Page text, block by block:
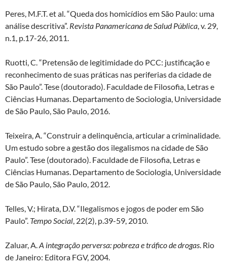
Peres, M.F.T. et al. “Queda dos homicídios em São Paulo: uma
análise descritiva”. Revista Panamericana de Salud Pública, v. 29,
n.1, p.17-26, 2011.
Ruotti, C. “Pretensão de legitimidade do PCC: justificação e
reconhecimento de suas práticas nas periferias da cidade de
São Paulo”. Tese (doutorado). Faculdade de Filosofia, Letras e
Ciências Humanas. Departamento de Sociologia, Universidade
de São Paulo, São Paulo, 2016.
Teixeira, A. “Construir a delinquência, articular a criminalidade.
Um estudo sobre a gestão dos ilegalismos na cidade de São
Paulo”. Tese (doutorado). Faculdade de Filosofia, Letras e
Ciências Humanas. Departamento de Sociologia, Universidade
de São Paulo, São Paulo, 2012.
Telles, V.; Hirata, D.V. “Ilegalismos e jogos de poder em São
Paulo”. Tempo Social, 22(2), p.39-59, 2010.
Zaluar, A.A integração perversa: pobreza e tráfico de drogas. Rio
de Janeiro: Editora FGV, 2004.